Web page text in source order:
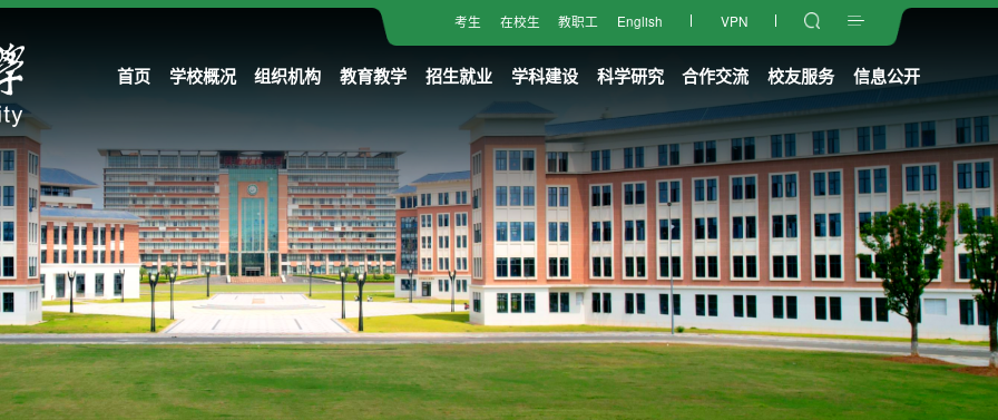
考生 在校生 教职工 English VPN
首页 学校概况 组织机构 教育教学 招生就业 学科建设 科学研究 合作交流 校友服务 信息公开